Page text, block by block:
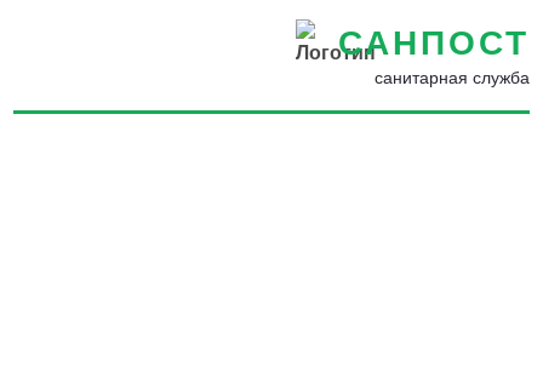
САНПОСТ
санитарная служба